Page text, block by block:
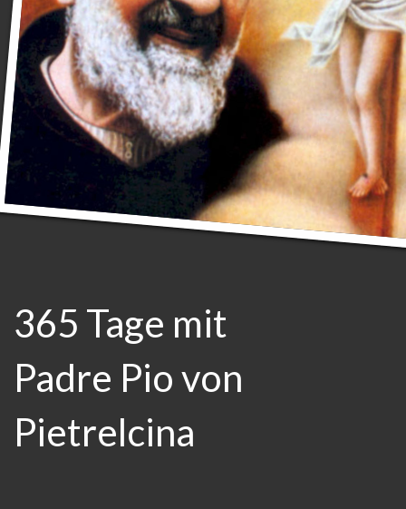
365 Tage mit
Padre Pio von
Pietrelcina